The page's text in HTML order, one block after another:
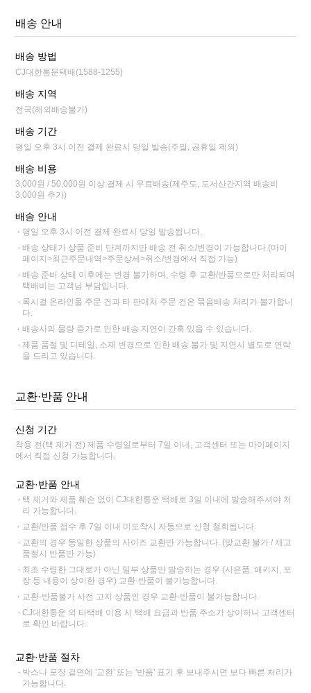
배송 안내
배송 방법
CJ대한통운택배(1588-1255)
배송 지역
전국(해외배송불가)
배송 기간
평일 오후 3시 이전 결제 완료시 당일 발송(주말, 공휴일 제외)
배송 비용
3,000원 / 50,000원 이상 결제 시 무료배송(제주도, 도서산간지역 배송비
3,000원 추가)
배송 안내
평일 오후 3시 이전 결제 완료시 당일 발송됩니다.
배송 상태가 상품 준비 단계까지만 배송 전 취소/변경이 가능합니다.(마이
페이지>최근주문내역>주문상세>취소/변경에서 직접 가능)
배송 준비 상태 이후에는 변경 불가하며, 수령 후 교환/반품으로만 처리되며
택배비는 고객님 부담입니다.
록시걸 온라인몰 주문 건과 타 판매처 주문 건은 묶음배송 처리가 불가합니
다.
배송사의 물량 증가로 인한 배송 지연이 간혹 있을 수 있습니다.
제품 품절 및 디테일, 소재 변경으로 인한 배송 불가 및 지연시 별도로 연락
을 드리고 있습니다.
교환·반품 안내
신청 기간
착용 전(택 제거 전) 제품 수령일로부터 7일 이내, 고객센터 또는 마이페이지
에서 직접 신청 가능합니다.
교환·반품 안내
택 제거와 제품 훼손 없이 CJ대한통운 택배로 3일 이내에 발송해주셔야 처
리 가능합니다.
교환/반품 접수 후 7일 이내 미도착시 자동으로 신청 철회됩니다.
교환의 경우 동일한 상품의 사이즈 교환만 가능합니다. (맞교환 불가 / 재고
품절시 반품만 가능)
최초 수령한 그대로가 아닌 일부 상품만 발송하는 경우 (사은품, 패키지, 포
장 등 내용이 상이한 경우) 교환·반품이 불가능합니다.
교환·반품불가 사전 고지 상품인 경우 교환·반품이 불가능합니다.
CJ대한통운 외 타택배 이용 시 택배 요금과 반품 주소가 상이하니 고객센터
로 확인 바랍니다.
교환·반품 절차
박스나 포장 겉면에 '교환' 또는 '반품' 표기 후 보내주시면 보다 빠른 처리가
가능합니다.